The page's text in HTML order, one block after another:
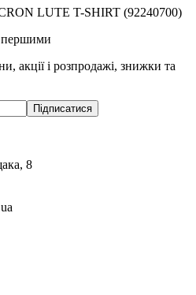
LUTE T-SHIRT (92240700)
першими
акції і розпродажі, знижки та
Підписатися
8